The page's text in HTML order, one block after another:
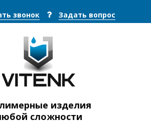
звонок Задать вопрос
изделия
сложности